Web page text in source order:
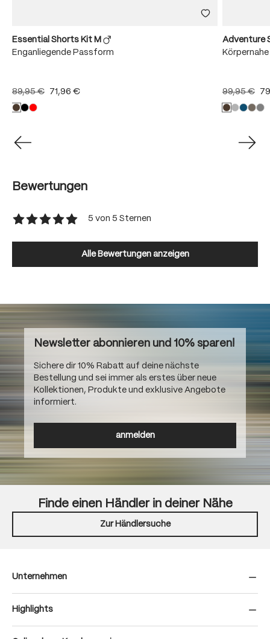
Essential Shorts Kit M
Enganliegende Passform
89,95 € 71,96 €
Adventure
99,95 €
Bewertungen
5 von 5 Sternen
Alle Bewertungen anzeigen
Newsletter abonnieren und 10% sparen!
Sichere dir 10% Rabatt auf deine nächste
Bestellung und sei immer als erstes über neue
Kollektionen, Produkte und exklusive Angebote
informiert.
anmelden
Finde einen Händler in deiner Nähe
Zur Händlersuche
Unternehmen
Highlights